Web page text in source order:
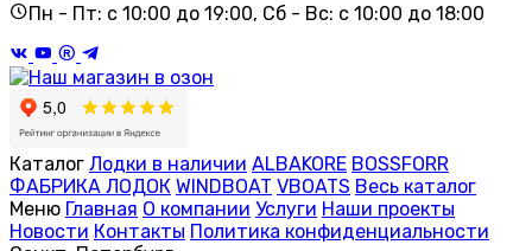
Пн - Пт: с 10:00 до 19:00, Сб - Вс: с 10:00 до 18:00
Каталог Лодки в наличии ALBAKORE BOSSFORR
ФАБРИКА ЛОДОК WINDBOAT VBOATS Весь каталог
Меню Главная О компании Услуги Наши проекты
Новости Контакты Политика конфиденциальности